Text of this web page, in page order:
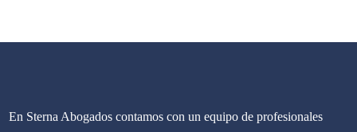
En Sterna Abogados contamos con un equipo de profesionales